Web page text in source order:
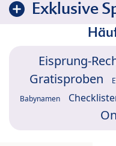
Exklusive
Eisprung-
Gratisproben
Babynamen